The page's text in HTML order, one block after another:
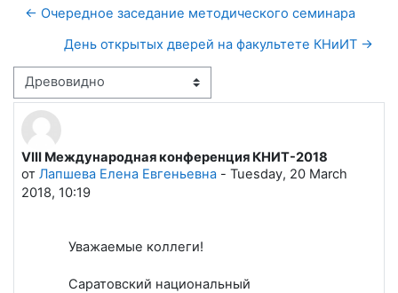
← Очередное заседание методического семинара
День открытых дверей на факультете КНиИТ →
Режим отображения
VIII Международная конференция КНИТ-2018
от Лапшева Елена Евгеньевна - Tuesday, 20 March
2018, 10:19
Количество ответов: 0
Уважаемые коллеги!
Саратовский национальный